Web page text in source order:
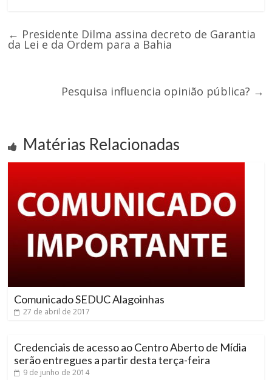
← Presidente Dilma assina decreto de Garantia
da Lei e da Ordem para a Bahia
Pesquisa influencia opinião pública? →
Matérias Relacionadas
Comunicado SEDUC Alagoinhas
27 de abril de 2017
Credenciais de acesso ao Centro Aberto de Mídia
serão entregues a partir desta terça-feira
9 de junho de 2014